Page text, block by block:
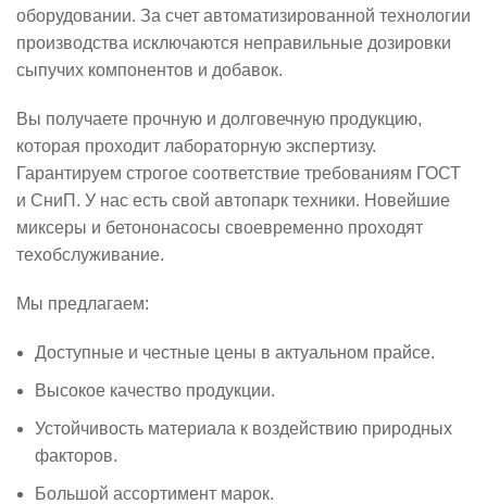
оборудовании. За счет автоматизированной технологии
производства исключаются неправильные дозировки
сыпучих компонентов и добавок.
Вы получаете прочную и долговечную продукцию,
которая проходит лабораторную экспертизу.
Гарантируем строгое соответствие требованиям ГОСТ
и СниП. У нас есть свой автопарк техники. Новейшие
миксеры и бетононасосы своевременно проходят
техобслуживание.
Мы предлагаем:
Доступные и честные цены в актуальном прайсе.
Высокое качество продукции.
Устойчивость материала к воздействию природных
факторов.
Большой ассортимент марок.